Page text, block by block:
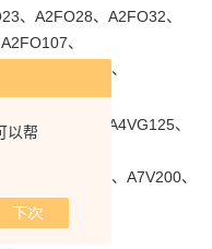
以帮
、A2FO28、A2FO32、
、
、A2FO355、
、A4VG71、A4VG125、
、A7V160、A7V200、